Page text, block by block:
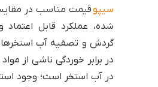
سیپوقیمت مناسب در
شده، عملکرد قابل اعتماد
گردش و تصفیه آب
در برابر خوردگی ناشی از
در آب استخر است؛ وجود